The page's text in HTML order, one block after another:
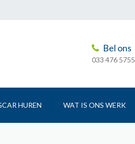
Bel ons
033 476 5755
HUREN WAT IS ONS WERK